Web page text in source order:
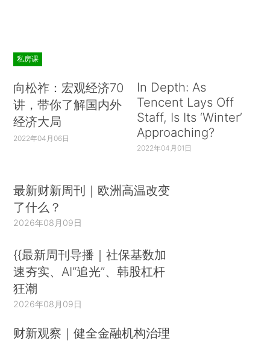
私房课
向松祚：宏观经济70
讲，带你了解国内外
经济大局
2022年04月06日
In Depth: As
Tencent Lays Off
Staff, Is Its ‘Winter’
Approaching?
2022年04月01日
最新财新周刊｜欧洲高温改变
了什么？
2026年08月09日
{{最新周刊导播｜社保基数加
速夯实、AI“追光”、韩股杠杆
狂潮
2026年08月09日
财新观察｜健全金融机构治理